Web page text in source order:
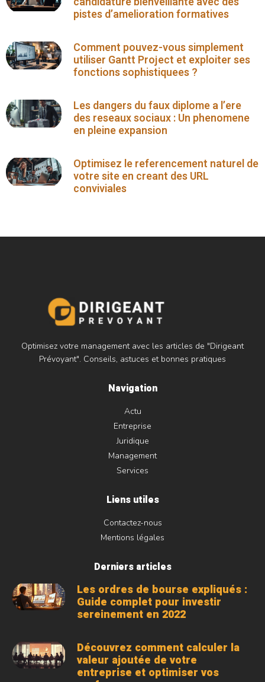
pistes d’amelioration formatives
Comment pouvez-vous simplement
utiliser Gantt Project et exploiter ses
fonctions sophistiquees ?
Les dangers du faux diplome a l’ere
des reseaux sociaux : Un phenomene
en pleine expansion
Optimisez le referencement naturel de
votre site en creant des URL
conviviales
Optimisez votre management avec les articles de "Dirigeant
Prévoyant". Conseils, astuces et bonnes pratiques
Navigation
Actu
Entreprise
Juridique
Management
Services
Liens utiles
Contactez-nous
Mentions légales
Derniers articles
Les ordres de bourse expliqués :
Guide complet pour investir
sereinement en 2022
Découvrez comment calculer la
valeur ajoutée de votre
entreprise et optimiser vos